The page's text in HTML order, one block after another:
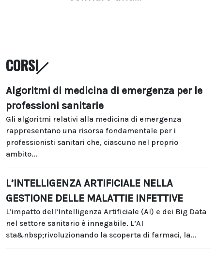
CORSI
Algoritmi di medicina di emergenza per le
professioni sanitarie
Gli algoritmi relativi alla medicina di emergenza
rappresentano una risorsa fondamentale per i
professionisti sanitari che, ciascuno nel proprio
ambito...
L’INTELLIGENZA ARTIFICIALE NELLA
GESTIONE DELLE MALATTIE INFETTIVE
L’impatto dell’Intelligenza Artificiale (AI) e dei Big Data
nel settore sanitario è innegabile. L’AI
sta&nbsp;rivoluzionando la scoperta di farmaci, la...